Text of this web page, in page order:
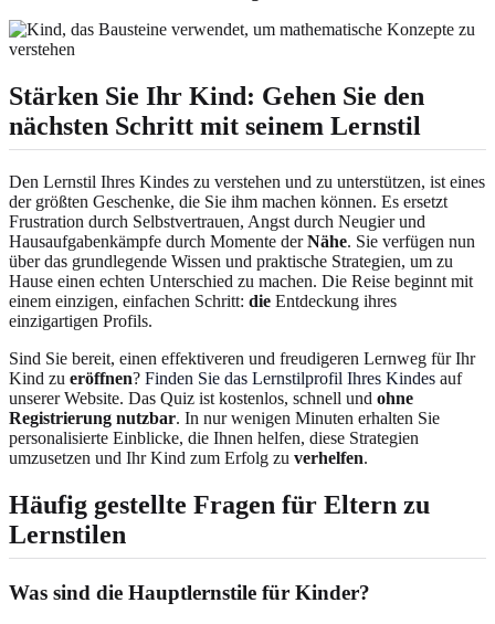
Stärken Sie Ihr Kind: Gehen Sie den
nächsten Schritt mit seinem Lernstil
Den Lernstil Ihres Kindes zu verstehen und zu unterstützen, ist eines
der größten Geschenke, die Sie ihm machen können. Es ersetzt
Frustration durch Selbstvertrauen, Angst durch Neugier und
Hausaufgabenkämpfe durch Momente derNähe. Sie verfügen nun
über das grundlegende Wissen und praktische Strategien, um zu
Hause einen echten Unterschied zu machen. Die Reise beginnt mit
einem einzigen, einfachen Schritt: die Entdeckung ihres
einzigartigen Profils.
Sind Sie bereit, einen effektiveren und freudigeren Lernweg für Ihr
Kind zu eröffnen? Finden Sie das Lernstilprofil Ihres Kindes auf
unserer Website. Das Quiz ist kostenlos, schnell und ohne
Registrierung nutzbar. In nur wenigen Minuten erhalten Sie
personalisierte Einblicke, die Ihnen helfen, diese Strategien
umzusetzen und Ihr Kind zum Erfolg zu verhelfen.
Häufig gestellte Fragen für Eltern zu
Lernstilen
Was sind die Hauptlernstile für Kinder?